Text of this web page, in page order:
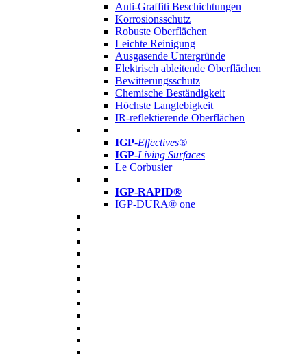
Anti-Graffiti Beschichtungen
Korrosionsschutz
Robuste Oberflächen
Leichte Reinigung
Ausgasende Untergründe
Elektrisch ableitende Oberflächen
Bewitterungsschutz
Chemische Beständigkeit
Höchste Langlebigkeit
IR-reflektierende Oberflächen
IGP-Effectives®
IGP-Living Surfaces
Le Corbusier
IGP-RAPID®
IGP-DURA® one